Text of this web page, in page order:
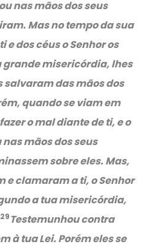
nas mãos dos seus
Mas no tempo da sua
dos céus o Senhor os
grande misericórdia, lhes
salvaram das mãos dos
quando se viam em
o mal diante de ti, e o
mãos dos seus
sobre eles. Mas,
e clamaram a ti, o Senhor
a tua misericórdia,
29Testemunhou contra
à tua Lei. Porém eles se